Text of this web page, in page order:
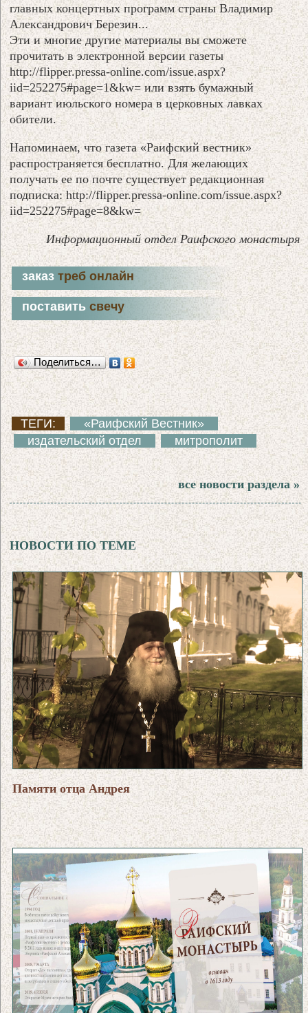
главных концертных программ страны Владимир
Александрович Березин...
Эти и многие другие материалы вы сможете
прочитать в электронной версии газеты
http://flipper.pressa-online.com/issue.aspx?
iid=252275#page=1&kw= или взять бумажный
вариант июльского номера в церковных лавках
обители.
Напоминаем, что газета «Раифский вестник»
распространяется бесплатно. Для желающих
получать ее по почте существует редакционная
подписка: http://flipper.pressa-online.com/issue.aspx?
iid=252275#page=8&kw=
Информационный отдел Раифского монастыря
заказтреб онлайн
поставитьсвечу
Поделиться…
ТЕГИ:
«Раифский Вестник»
издательский отдел
митрополит
все новости раздела »
НОВОСТИ ПО ТЕМЕ
Памяти отца Андрея